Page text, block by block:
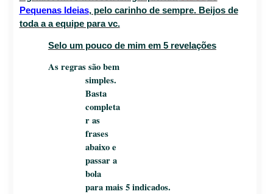
Pequenas Ideias, pelo carinho de sempre. Beijos de
toda a a equipe para vc.
Selo um pouco de mim em 5 revelações
As regras são bem
simples.
Basta
completa
r as
frases
abaixo e
passar a
bola
paramais 5 indicados.